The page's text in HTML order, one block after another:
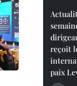
reçoit
paix